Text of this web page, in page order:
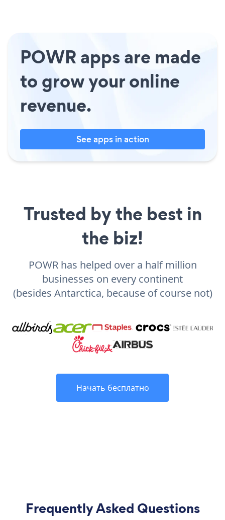
POWR apps are made
to grow your online
revenue.
See apps in action
Trusted by the best in
the biz!
POWR has helped over a half million
businesses on every continent
(besides Antarctica, because of course not)
Начать бесплатно
Frequently Asked Questions